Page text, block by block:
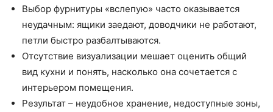
Выбор фурнитуры «вслепую» часто оказывается
неудачным: ящики заедают, доводчики не работают,
петли быстро разбалтываются.
Отсутствие визуализации мешает оценить общий
вид кухни и понять, насколько она сочетается с
интерьером помещения.
Результат – неудобное хранение, недоступные зоны,